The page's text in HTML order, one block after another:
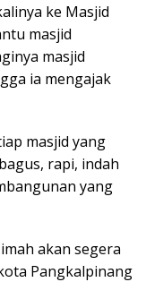
ke Masjid
masjid
masjid
ia mengajak
masjid yang
rapi, indah
yang
akan segera
Pangkalpinang